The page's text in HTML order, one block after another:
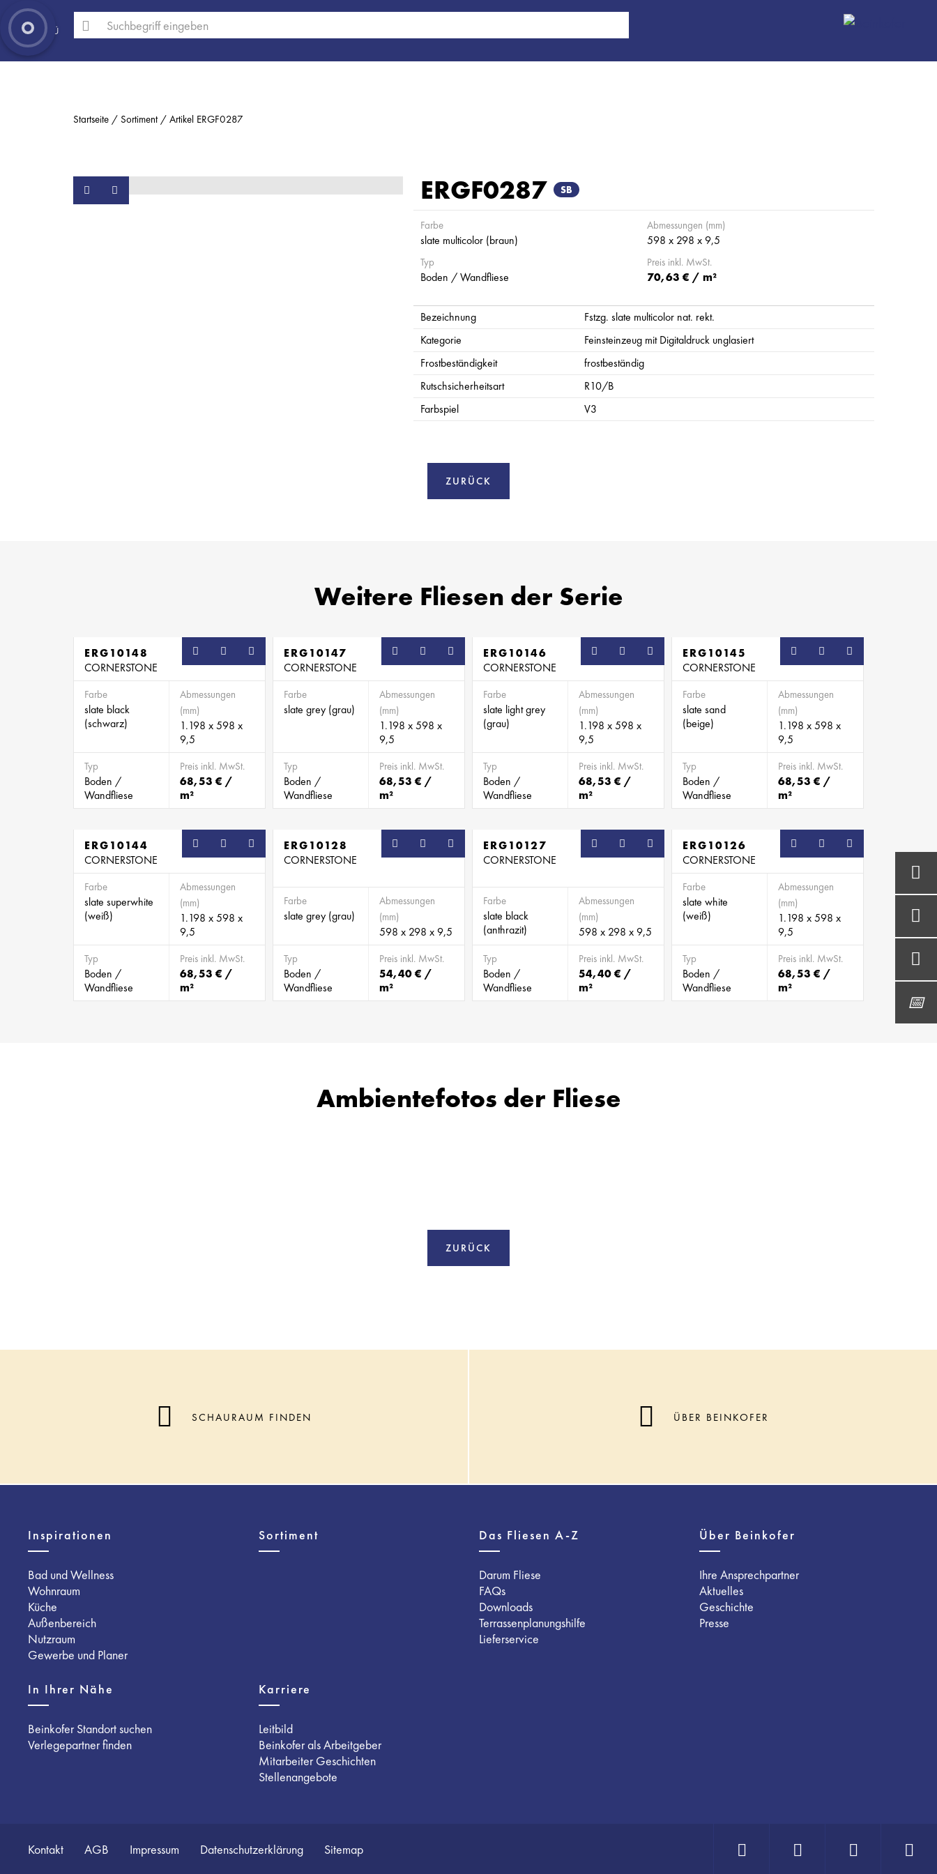
MENÜ
Startseite Sortiment Artikel ERGF0287
ERGF0287 SB
Farbe
slate multicolor (braun)
Abmessungen (mm)
598 x 298 x 9,5
Typ
Boden / Wandfliese
Preis inkl. MwSt.
70,63 € / m²
Bezeichnung
Fstzg. slate multicolor nat. rekt.
Kategorie
Feinsteinzeug mit Digitaldruck unglasiert
Frostbeständigkeit
frostbeständig
Rutschsicherheitsart
R10/B
Farbspiel
V3
ZURÜCK
Weitere Fliesen der Serie
ERG10148
CORNERSTONE
Farbe
slate black
(schwarz)
Abmessungen
(mm)
1.198 x 598 x
9,5
Typ
Boden /
Wandfliese
Preis inkl. MwSt.
68,53 € /
m²
ERG10147
CORNERSTONE
Farbe
slate grey (grau)
Abmessungen
(mm)
1.198 x 598 x
9,5
Typ
Boden /
Wandfliese
Preis inkl. MwSt.
68,53 € /
m²
ERG10146
CORNERSTONE
Farbe
slate light grey
(grau)
Abmessungen
(mm)
1.198 x 598 x
9,5
Typ
Boden /
Wandfliese
Preis inkl. MwSt.
68,53 € /
m²
ERG10145
CORNERSTONE
Farbe
slate sand
(beige)
Abmessungen
(mm)
1.198 x 598 x
9,5
Typ
Boden /
Wandfliese
Preis inkl. MwSt.
68,53 € /
m²
ERG10144
CORNERSTONE
Farbe
slate superwhite
(weiß)
Abmessungen
(mm)
1.198 x 598 x
9,5
Typ
Boden /
Wandfliese
Preis inkl. MwSt.
68,53 € /
m²
ERG10128
CORNERSTONE
Farbe
slate grey (grau)
Abmessungen
(mm)
598 x 298 x 9,5
Typ
Boden /
Wandfliese
Preis inkl. MwSt.
54,40 € /
m²
ERG10127
CORNERSTONE
Farbe
slate black
(anthrazit)
Abmessungen
(mm)
598 x 298 x 9,5
Typ
Boden /
Wandfliese
Preis inkl. MwSt.
54,40 € /
m²
ERG10126
CORNERSTONE
Farbe
slate white
(weiß)
Abmessungen
(mm)
1.198 x 598 x
9,5
Typ
Boden /
Wandfliese
Preis inkl. MwSt.
68,53 € /
m²
Ambientefotos der Fliese
ZURÜCK
SCHAURAUM FINDEN ÜBER BEINKOFER
Inspirationen
Bad und Wellness
Wohnraum
Küche
Außenbereich
Nutzraum
Gewerbe und Planer
Sortiment Das Fliesen A-Z
Darum Fliese
FAQs
Downloads
Terrassenplanungshilfe
Lieferservice
Über Beinkofer
Ihre Ansprechpartner
Aktuelles
Geschichte
Presse
In Ihrer Nähe
Beinkofer Standort suchen
Verlegepartner finden
Karriere
Leitbild
Beinkofer als Arbeitgeber
Mitarbeiter Geschichten
Stellenangebote
Kontakt AGB Impressum Datenschutzerklärung Sitemap